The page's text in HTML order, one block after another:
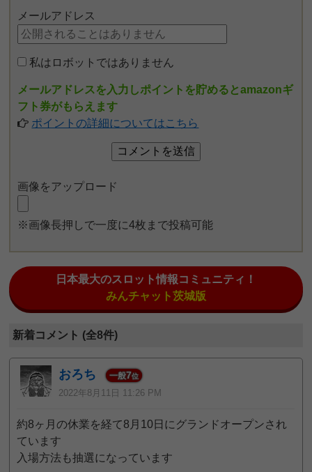
メールアドレス
私はロボットではありません
メールアドレスを入力しポイントを貯めるとamazonギ
フト券がもらえます
ポイントの詳細についてはこちら
画像をアップロード
※画像長押しで一度に4枚まで投稿可能
日本最大のスロット情報コミュニティ！
みんチャット茨城版
新着コメント (全8件)
おろち 一般7位
2022年8月11日 11:26 PM
約8ヶ月の休業を経て8月10日にグランドオープンされ
ています
入場方法も抽選になっています